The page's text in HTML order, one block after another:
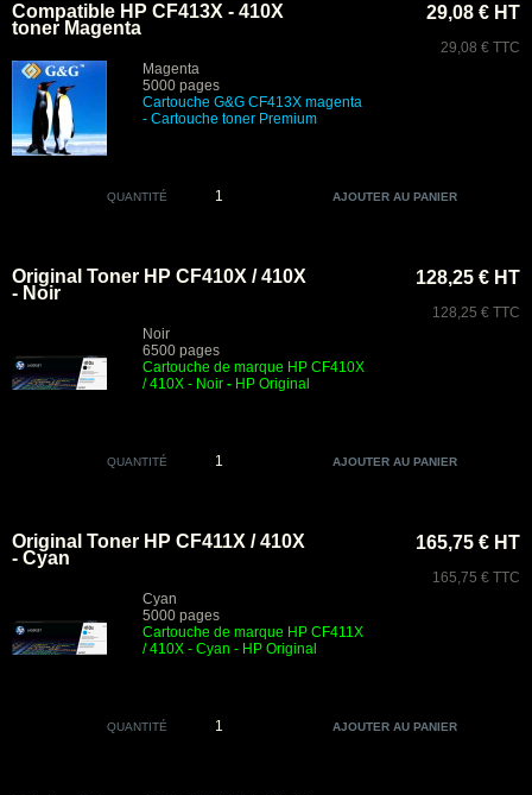
Compatible HP CF413X - 410X
toner Magenta
Magenta
5000 pages
Cartouche G&G CF413X magenta
- Cartouche toner Premium
29,08 € HT
29,08 € TTC
QUANTITÉ
Original Toner HP CF410X / 410X
- Noir
Noir
6500 pages
Cartouche de marque HP CF410X
/ 410X - Noir - HP Original
128,25 € HT
128,25 € TTC
QUANTITÉ
Original Toner HP CF411X / 410X
- Cyan
Cyan
5000 pages
Cartouche de marque HP CF411X
/ 410X - Cyan - HP Original
165,75 € HT
165,75 € TTC
QUANTITÉ